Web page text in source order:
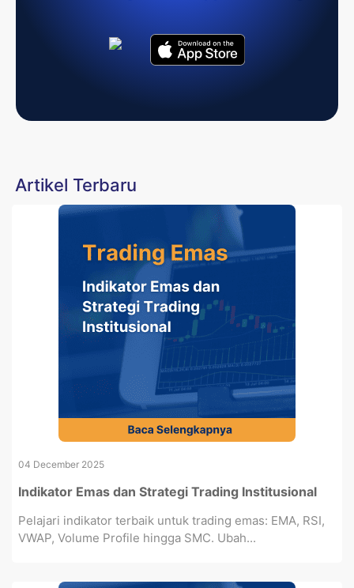
Artikel Terbaru
04 December 2025
Indikator Emas dan Strategi Trading Institusional
Pelajari indikator terbaik untuk trading emas: EMA, RSI,
VWAP, Volume Profile hingga SMC. Ubah...